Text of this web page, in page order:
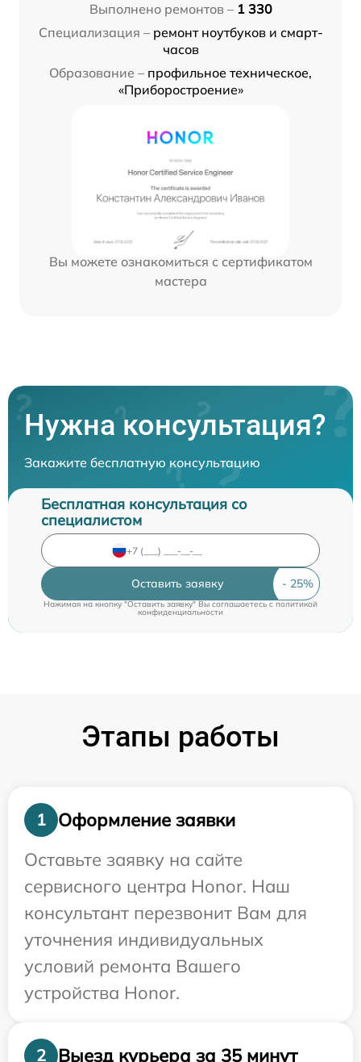
Выполнено ремонтов – 1 330
Специализация – ремонт ноутбуков и смарт-
часов
Образование – профильное техническое,
«Приборостроение»
Вы можете ознакомиться с сертификатом
мастера
Нужна консультация?
Закажите бесплатную консультацию
Бесплатная консультация со
специалистом
Оставить заявку
Нажимая на кнопку "Оставить заявку" Вы соглашаетесь cполитикой
конфиденциальности
Этапы работы
1
Оформление заявки
Оставьте заявку на сайте
сервисного центра Honor. Наш
консультант перезвонит Вам для
уточнения индивидуальных
условий ремонта Вашего
устройства Honor.
2 Выезд курьера за 35 минут